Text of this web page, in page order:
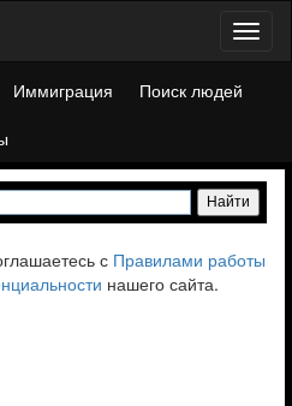
Иммиграция
Поиск людей
с Правилами работы
нашего сайта.